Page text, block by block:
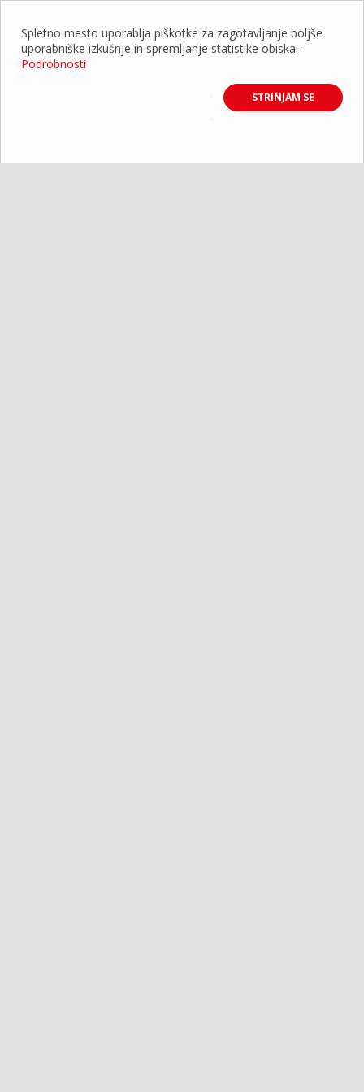
Spletno mesto uporablja piškotke za zagotavljanje boljše
uporabniške izkušnje in spremljanje statistike obiska. -
Podrobnosti
STRINJAM SE